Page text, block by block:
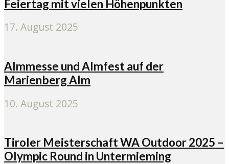
Feiertag mit vielen Höhenpunkten
17. August 2025
Almmesse und Almfest auf der
Marienberg Alm
10. August 2025
Tiroler Meisterschaft WA Outdoor 2025 –
Olympic Round in Untermieming